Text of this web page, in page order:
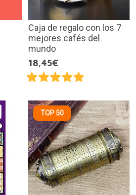
Caja de regalo con los 7
mejores cafés del
mundo
18,45€
TOP 50